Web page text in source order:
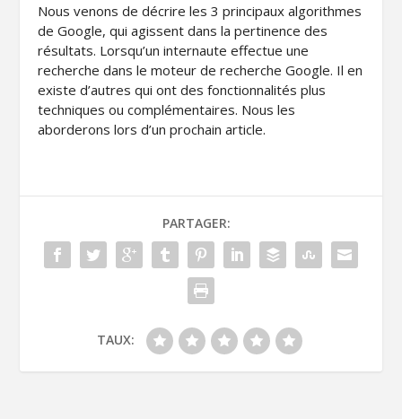
Nous venons de décrire les 3 principaux algorithmes
de Google, qui agissent dans la pertinence des
résultats. Lorsqu’un internaute effectue une
recherche dans le moteur de recherche Google. Il en
existe d’autres qui ont des fonctionnalités plus
techniques ou complémentaires. Nous les
aborderons lors d’un prochain article.
PARTAGER:
TAUX: